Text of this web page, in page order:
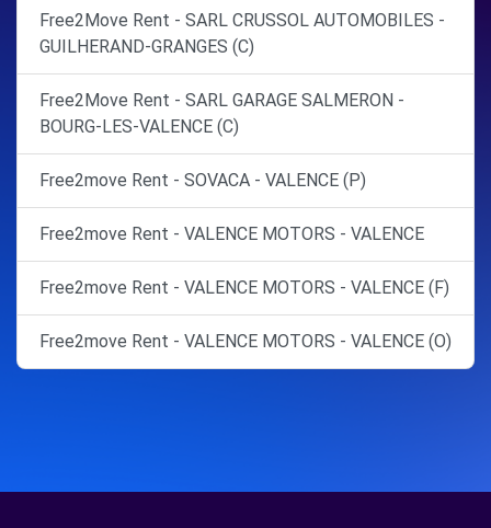
Free2Move Rent - SARL CRUSSOL AUTOMOBILES -
GUILHERAND-GRANGES (C)
Free2Move Rent - SARL GARAGE SALMERON -
BOURG-LES-VALENCE (C)
Free2move Rent - SOVACA - VALENCE (P)
Free2move Rent - VALENCE MOTORS - VALENCE
Free2move Rent - VALENCE MOTORS - VALENCE (F)
Free2move Rent - VALENCE MOTORS - VALENCE (O)